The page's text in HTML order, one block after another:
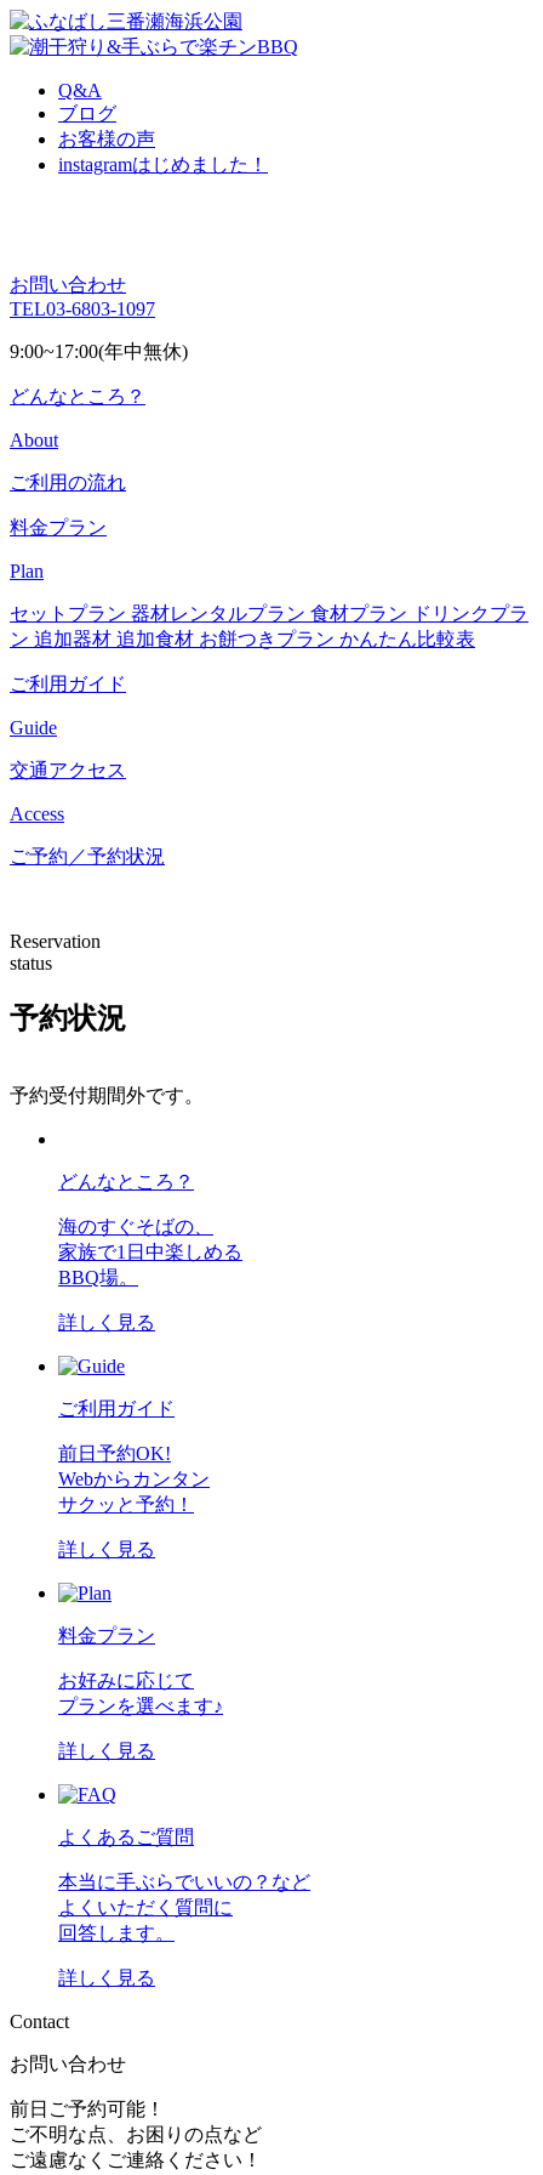
Q&A
ブログ
お客様の声
instagramはじめました！
お問い合わせ
TEL03-6803-1097
9:00~17:00(年中無休)
どんなところ？
About
ご利用の流れ
料金プラン
Plan
セットプラン 器材レンタルプラン 食材プラン ドリンクプラ
ン 追加器材 追加食材 お餅つきプラン かんたん比較表
ご利用ガイド
Guide
交通アクセス
Access
ご予約／予約状況
Reservation
status
予約状況
予約受付期間外です。
どんなところ？
海のすぐそばの、
家族で1日中楽しめる
BBQ場。
詳しく見る
ご利用ガイド
前日予約OK!
Webからカンタン
サクッと予約！
詳しく見る
料金プラン
お好みに応じて
プランを選べます♪
詳しく見る
よくあるご質問
本当に手ぶらでいいの？など
よくいただく質問に
回答します。
詳しく見る
Contact
お問い合わせ
前日ご予約可能！
ご不明な点、お困りの点など
ご遠慮なくご連絡ください！